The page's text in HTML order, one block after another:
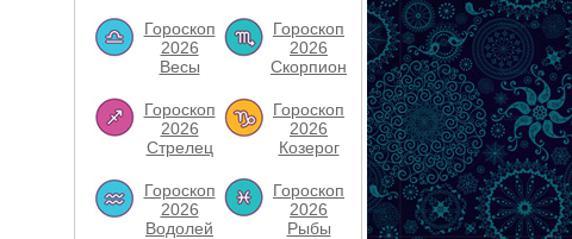
Гороскоп
2026
Весы
Гороскоп
2026
Скорпион
Гороскоп
2026
Стрелец
Гороскоп
2026
Козерог
Гороскоп
2026
Водолей
Гороскоп
2026
Рыбы